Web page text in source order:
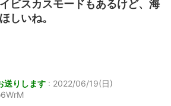
ビスカスモードもあるけど、海
しいね。
送りします : 2022/06/19(日)